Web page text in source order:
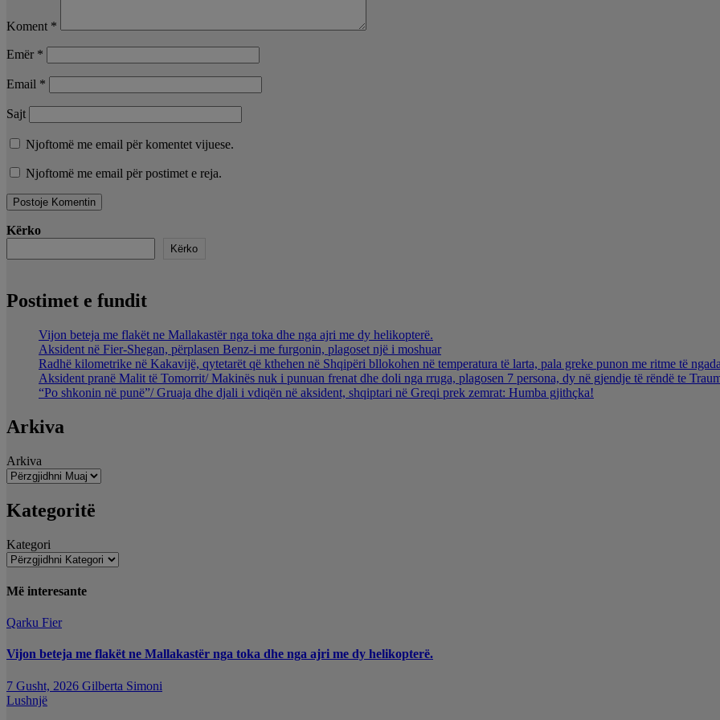
Koment *
Emër *
Email *
Sajt
Njoftomë me email për komentet vijuese.
Njoftomë me email për postimet e reja.
Kërko
Kërko
Postimet e fundit
Vijon beteja me flakët ne Mallakastër nga toka dhe nga ajri me dy helikopterë.
Aksident në Fier-Shegan, përplasen Benz-i me furgonin, plagoset një i moshuar
Radhë kilometrike në Kakavijë, qytetarët që kthehen në Shqipëri bllokohen në temperatura të larta, pala greke punon me ritme të
Aksident pranë Malit të Tomorrit/ Makinës nuk i punuan frenat dhe doli nga rruga, plagosen 7 persona, dy në gjendje të rëndë te
“Po shkonin në punë”/ Gruaja dhe djali i vdiqën në aksident, shqiptari në Greqi prek zemrat: Humba gjithçka!
Arkiva
Arkiva
Kategoritë
Kategori
Më interesante
Qarku Fier
Vijon beteja me flakët ne Mallakastër nga toka dhe nga ajri me dy helikopterë.
7 Gusht, 2026 Gilberta Simoni
Lushnjë